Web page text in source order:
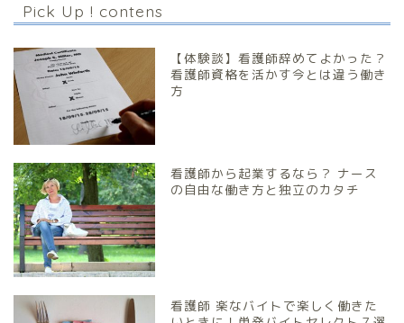
Pick Up ! contens
【体験談】看護師辞めてよかった？
看護師資格を活かす今とは違う働き
方
看護師から起業するなら？ ナース
の自由な働き方と独立のカタチ
看護師 楽なバイトで楽しく働きた